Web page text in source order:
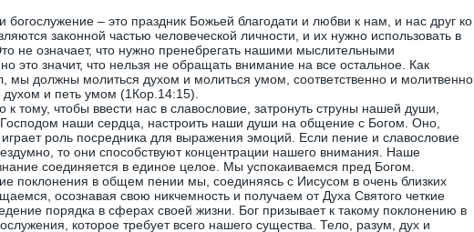
богослужение – это праздник Божьей благодати и любви к нам, и нас друг ко
законной частью человеческой личности, и их нужно использовать в
не означает, что нужно пренебрегать нашими мыслительными
это значит, что нельзя не обращать внимание на все остальное. Как
мы должны молиться духом и молиться умом, соответственно и молитвенно
и петь умом (1Кор.14:15).
к тому, чтобы ввести нас в славословие, затронуть струны нашей души,
наши сердца, настроить наши души на общение с Богом. Оно,
играет роль посредника для выражения эмоций. Если пение и славословие
то они способствуют концентрации нашего внимания. Наше
соединяется в единое целое. Мы успокаиваемся пред Богом.
поклонения в общем пении мы, соединяясь с Иисусом в очень близких
осознавая свою никчемность и получаем от Духа Святого четкие
порядка в сферах своей жизни. Бог призывает к такому поклонению в
которое требует всего нашего существа. Тело, разум, дух и